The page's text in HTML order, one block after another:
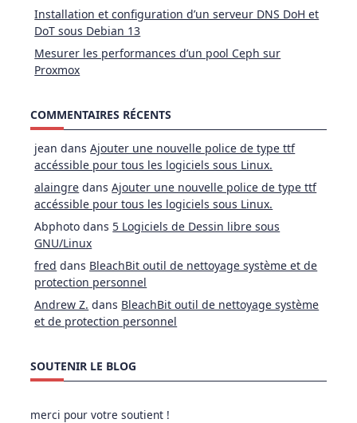
Installation et configuration d’un serveur DNS DoH et
DoT sous Debian 13
Mesurer les performances d’un pool Ceph sur
Proxmox
COMMENTAIRES RÉCENTS
jean dansAjouter une nouvelle police de type ttf
accéssible pour tous les logiciels sous Linux.
alaingre dansAjouter une nouvelle police de type ttf
accéssible pour tous les logiciels sous Linux.
Abphoto dans 5 Logiciels de Dessin libre sous
GNU/Linux
fred dans BleachBit outil de nettoyage système et de
protection personnel
Andrew Z. dans BleachBit outil de nettoyage système
et de protection personnel
SOUTENIR LE BLOG
merci pour votre soutient !